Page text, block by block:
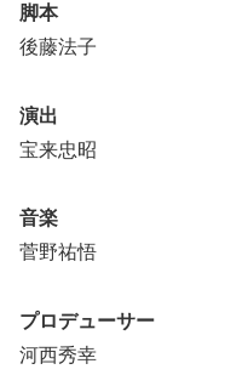
脚本
後藤法子
演出
宝来忠昭
音楽
菅野祐悟
プロデューサー
河西秀幸